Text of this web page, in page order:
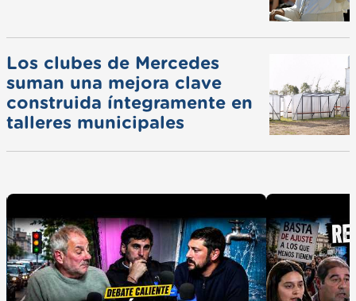
Los clubes de Mercedes
suman una mejora clave
construida íntegramente en
talleres municipales